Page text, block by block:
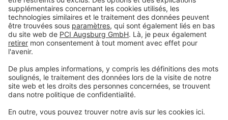
Mentions légales
Déclaration de protection de la vie privée
Conditions générales de vente
Informations légales